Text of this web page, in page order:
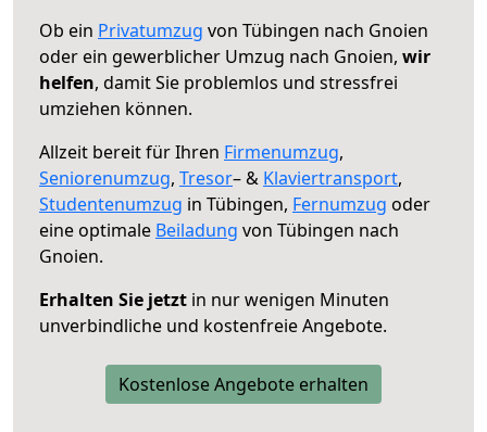
Ob ein Privatumzug von Tübingen nach Gnoien
oder ein gewerblicher Umzug nach Gnoien, wir
helfen, damit Sie problemlos und stressfrei
umziehen können.
Allzeit bereit für Ihren Firmenumzug,
Seniorenumzug, Tresor– & Klaviertransport,
Studentenumzug in Tübingen, Fernumzug oder
eine optimale Beiladung von Tübingen nach
Gnoien.
Erhalten Sie jetzt in nur wenigen Minuten
unverbindliche und kostenfreie Angebote.
Kostenlose Angebote erhalten